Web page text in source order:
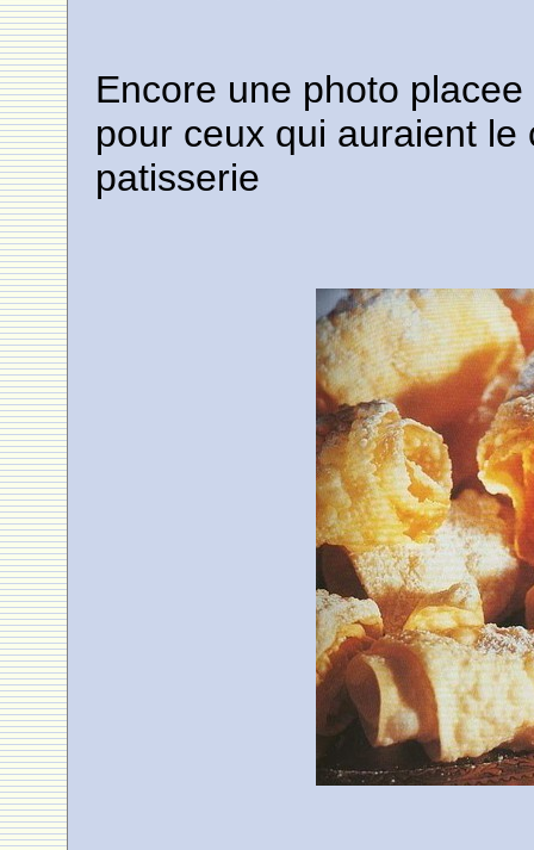
Encore une photo
pour ceux qui auraient
patisserie